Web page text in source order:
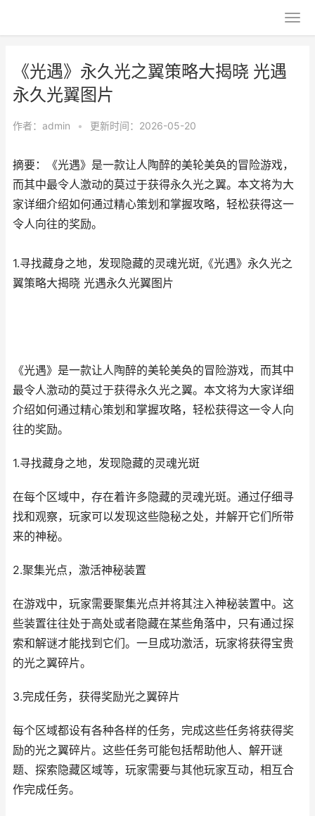
《光遇》永久光之翼策略大揭晓 光遇
永久光翼图片
作者： admin • 更新时间：2026-05-20
摘要：《光遇》是一款让人陶醉的美轮美奂的冒险游戏，
而其中最令人激动的莫过于获得永久光之翼。本文将为大
家详细介绍如何通过精心策划和掌握攻略，轻松获得这一
令人向往的奖励。
1.寻找藏身之地，发现隐藏的灵魂光斑,《光遇》永久光之
翼策略大揭晓 光遇永久光翼图片
《光遇》是一款让人陶醉的美轮美奂的冒险游戏，而其中
最令人激动的莫过于获得永久光之翼。本文将为大家详细
介绍如何通过精心策划和掌握攻略，轻松获得这一令人向
往的奖励。
1.寻找藏身之地，发现隐藏的灵魂光斑
在每个区域中，存在着许多隐藏的灵魂光斑。通过仔细寻
找和观察，玩家可以发现这些隐秘之处，并解开它们所带
来的神秘。
2.聚集光点，激活神秘装置
在游戏中，玩家需要聚集光点并将其注入神秘装置中。这
些装置往往处于高处或者隐藏在某些角落中，只有通过探
索和解谜才能找到它们。一旦成功激活，玩家将获得宝贵
的光之翼碎片。
3.完成任务，获得奖励光之翼碎片
每个区域都设有各种各样的任务，完成这些任务将获得奖
励的光之翼碎片。这些任务可能包括帮助他人、解开谜
题、探索隐藏区域等，玩家需要与其他玩家互动，相互合
作完成任务。